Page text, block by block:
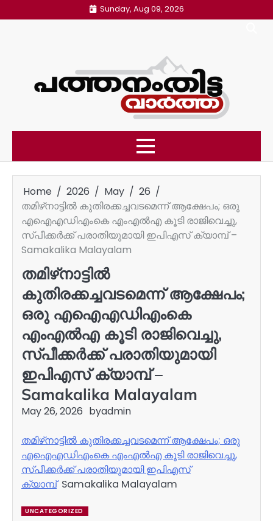
to
Sunday, Aug 09, 2026
Home 2026 May
26
തമിഴ്‌നാട്ടിൽ കുതിരക്കച്ചവടമെന്ന് ആക്ഷേപം; ഒരു
എഐഎഡിഎംകെ എംഎൽഎ കൂടി രാജിവെച്ചു,
സ്പീക്കർക്ക് പരാതിയുമായി ഇപിഎസ് ക്യാമ്പ് –
Samakalika Malayalam
തമിഴ്‌നാട്ടിൽ
കുതിരക്കച്ചവടമെന്ന് ആക്ഷേപം;
ഒരു എഐഎഡിഎംകെ
എംഎൽഎ കൂടി രാജിവെച്ചു,
സ്പീക്കർക്ക് പരാതിയുമായി
ഇപിഎസ് ക്യാമ്പ് –
Samakalika Malayalam
May 26, 2026 byadmin
തമിഴ്‌നാട്ടിൽ കുതിരക്കച്ചവടമെന്ന് ആക്ഷേപം; ഒരു
എഐഎഡിഎംകെ എംഎൽഎ കൂടി രാജിവെച്ചു,
സ്പീക്കർക്ക് പരാതിയുമായി ഇപിഎസ്
ക്യാമ്പ്Samakalika Malayalam
UNCATEGORIZED